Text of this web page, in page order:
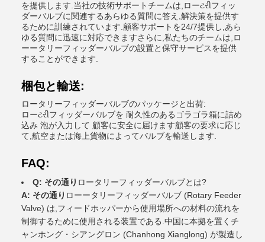
を提供します.当社の技術サポートチームは,ローટરીフィッ
ダーバルブに関連するあらゆる質問に答え,解決策を提供す
るために訓練されています.顧客サポートを24/7提供し,あら
ゆる質問に迅速に対応できますさらに,私たちのチームは,ロ
ーータリーフィッダーバルブの設置と保守サービスを提供
することができます.
梱包と輸送:
ロータリーフィッダーバルブのパッケージと出荷:
ローટરીフィッダーバルブを 耐久性のあるゴラゴラ箱に詰め
込み 泡が入力して 顧客に安全に届けます顧客の要求に応じ
て,航空または海上貨物によってバルブを輸送します.
FAQ:
Q: その通り ロータリーフィッダーバルブとは?
A: その通り ローータリーフィッダーバルブ (Rotary Feeder
Valve) は,フィードホッパーから使用場所への材料の流れを
制御するために使用される装置である.中国に本拠を置くチ
ャンホング・シアングロン (Chanhong Xianglong) が製造し